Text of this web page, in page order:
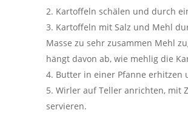
Kartoffeln schälen und durch
Kartoffeln mit Salz und Mehl
Masse zu sehr zusammen Mehl
hängt davon ab, wie mehlig die
Butter in einer Pfanne erhitzen
Wirler auf Teller anrichten, mit
servieren.